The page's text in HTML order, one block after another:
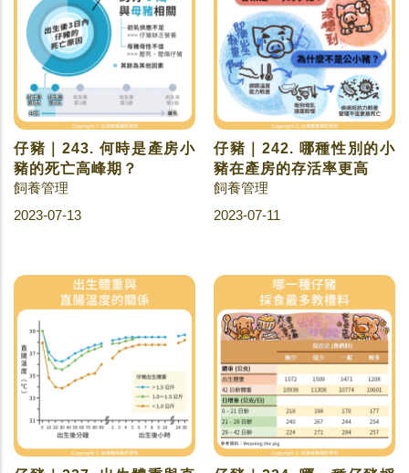
仔豬｜243. 何時是產房小
豬的死亡高峰期？
飼養管理
2023-07-13
仔豬｜242. 哪種性別的小
豬在產房的存活率更高
飼養管理
2023-07-11